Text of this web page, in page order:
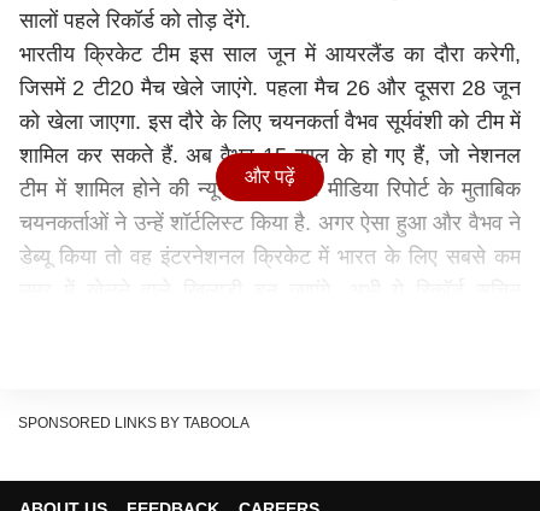
सालों पहले रिकॉर्ड को तोड़ देंगे.
भारतीय क्रिकेट टीम इस साल जून में आयरलैंड का दौरा करेगी,
जिसमें 2 टी20 मैच खेले जाएंगे. पहला मैच 26 और दूसरा 28 जून
को खेला जाएगा. इस दौरे के लिए चयनकर्ता वैभव सूर्यवंशी को टीम में
शामिल कर सकते हैं. अब वैभव 15 साल के हो गए हैं, जो नेशनल
टीम में शामिल होने की न्यूनतम उम्र है. मीडिया रिपोर्ट के मुताबिक
चयनकर्ताओं ने उन्हें शॉर्टलिस्ट किया है. अगर ऐसा हुआ और वैभव ने
डेब्यू किया तो वह इंटरनेशनल क्रिकेट में भारत के लिए सबसे कम
आयरलैंड दौरे के दावेदार हैं. चयनकर्ताओं ने अन्य प्लेयर्स संग उनका
माने जा रहे हैं, जो अपनी पहली गेंद से बड़ा प्रहार करने के लिए जाने
और पढ़ें
SPONSORED LINKS BY TABOOLA